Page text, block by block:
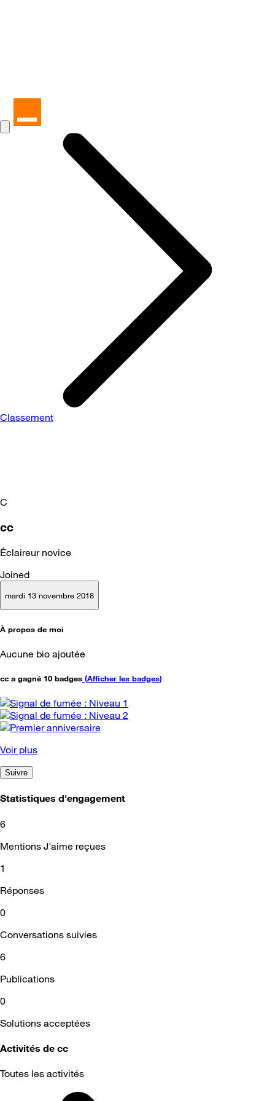
Classement
C
cc
Éclaireur novice
Joined
mardi 13 novembre 2018
À propos de moi
Aucune bio ajoutée
cc a gagné 10 badges (Afficher les badges)
Voir plus
Suivre
Statistiques d'engagement
6
Mentions J'aime reçues
1
Réponses
0
Conversations suivies
6
Publications
0
Solutions acceptées
Activités de cc
Toutes les activités